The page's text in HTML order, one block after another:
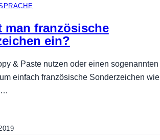
man französische
ein?
& Paste nutzen oder einen sogenannten
um einfach französische Sonderzeichen wie